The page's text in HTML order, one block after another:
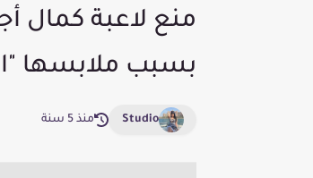
منع لاعبة كمال
بسبب ملابسها
Studio منذ 5 سنة